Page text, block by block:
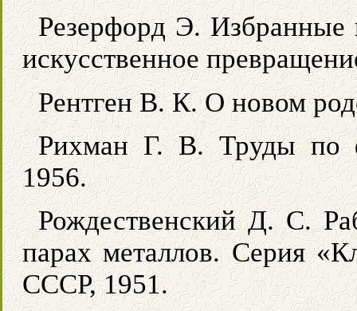
Резерфорд Э. Избранные
искусственное
Рентген В. К. О новом
Рихман Г. В. Труды
1956.
Рождественский Д. С.
парах металлов. Серия
СССР, 1951.